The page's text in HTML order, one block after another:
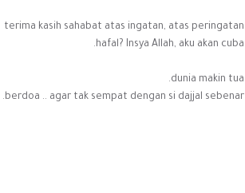
terima kasih sahabat atas ingatan, atas peringatan
hafal? Insya Allah, aku akan cuba.
dunia makin tua.
berdoa .. agar tak sempat dengan si dajjal sebenar.